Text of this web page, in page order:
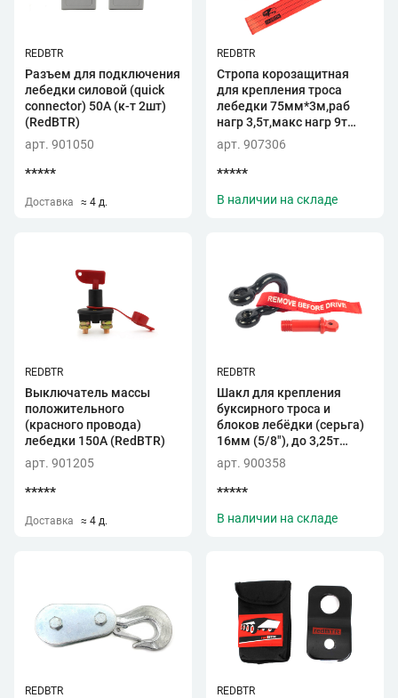
REDBTR
Разъем для подключения
лебедки силовой (quick
connector) 50A (к-т 2шт)
(RedBTR)
арт. 901050
*****
Доставка ≈ 4 д.
REDBTR
Стропа корозащитная
для крепления троса
лебедки 75мм*3м,раб
нагр 3,5т,макс нагр 9т
(красная)(RedBTR)
арт. 907306
*****
В наличии на складе
REDBTR
Выключатель массы
положительного
(красного провода)
лебедки 150А (RedBTR)
арт. 901205
*****
Доставка ≈ 4 д.
REDBTR
Шакл для крепления
буксирного троса и
блоков лебёдки (серьга)
16мм (5/8"), до 3,25т
(RedBTR)
арт. 900358
*****
В наличии на складе
REDBTR REDBTR